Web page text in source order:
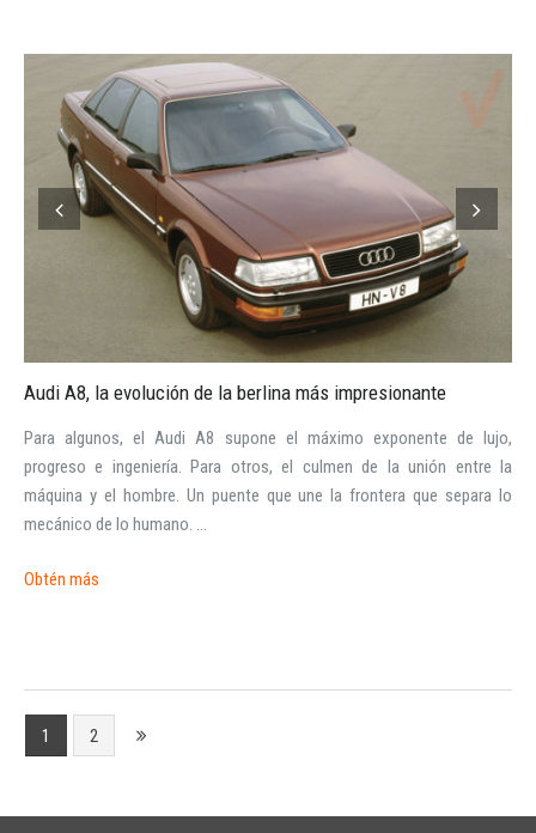
Audi A8, la evolución de la berlina más impresionante
Para algunos, el Audi A8 supone el máximo exponente de lujo,
progreso e ingeniería. Para otros, el culmen de la unión entre la
máquina y el hombre. Un puente que une la frontera que separa lo
mecánico de lo humano. ...
Obtén más
1 2